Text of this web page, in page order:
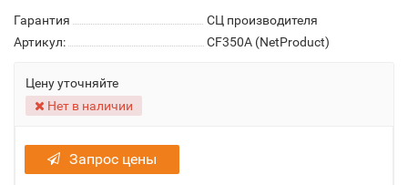
Гарантия
СЦ производителя
Артикул:
CF350A (NetProduct)
Цену уточняйте
Нет в наличии
Запрос цены